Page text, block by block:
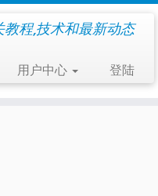
教程,技术和最新动态
用户中心 登陆